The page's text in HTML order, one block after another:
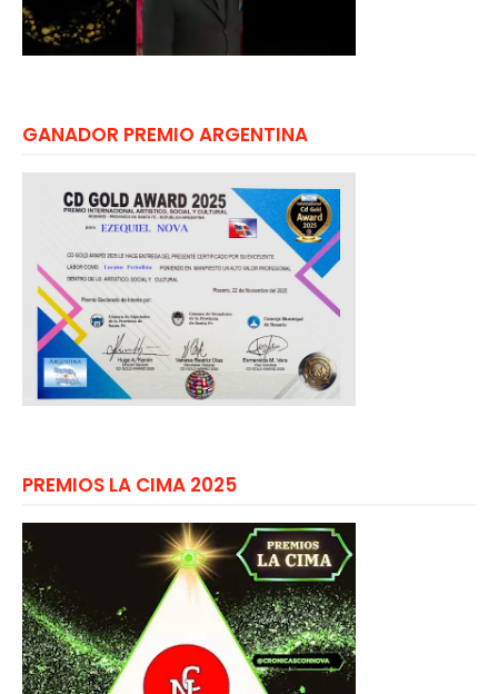
GANADOR PREMIO ARGENTINA
PREMIOS LA CIMA 2025